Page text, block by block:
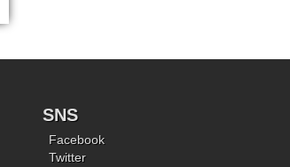
SNS
Facebook
Twitter